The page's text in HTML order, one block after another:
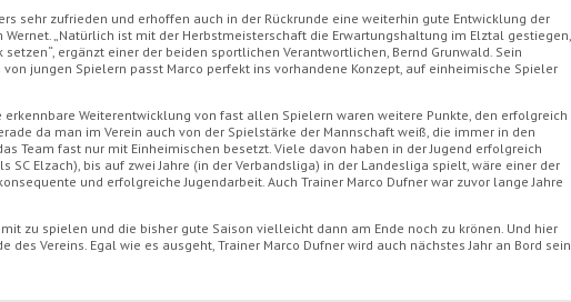
sehr zufrieden und erhoffen auch in der Rückrunde eine weiterhin gute Entwicklung der
„Natürlich ist mit der Herbstmeisterschaft die Erwartungshaltung im Elztal gestiegen,
ergänzt einer der beiden sportlichen Verantwortlichen, Bernd Grunwald. Sein
jungen Spielern passt Marco perfekt ins vorhandene Konzept, auf einheimische Spieler
Weiterentwicklung von fast allen Spielern waren weitere Punkte, den erfolgreich
da man im Verein auch von der Spielstärke der Mannschaft weiß, die immer in den
Team fast nur mit Einheimischen besetzt. Viele davon haben in der Jugend erfolgreich
Elzach), bis auf zwei Jahre (in der Verbandsliga) in der Landesliga spielt, wäre einer der
und erfolgreiche Jugendarbeit. Auch Trainer Marco Dufner war zuvor lange Jahre
zu spielen und die bisher gute Saison vielleicht dann am Ende noch zu krönen. Und hier
Vereins. Egal wie es ausgeht, Trainer Marco Dufner wird auch nächstes Jahr an Bord sein.